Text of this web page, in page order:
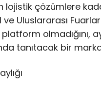
lojistik çözümlere
Uluslararası
olmadığını,
tanıtacak bir